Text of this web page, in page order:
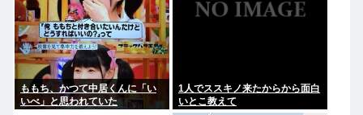
ももち、かつて中居くんに「い
いべ」と思われていた
1人でススキノ来たからから面白
いとこ教えて